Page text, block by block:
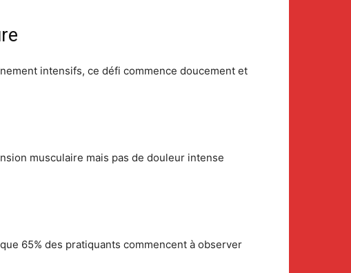
intensifs, ce défi commence doucement et
musculaire mais pas de douleur intense
65% des pratiquants commencent à observer